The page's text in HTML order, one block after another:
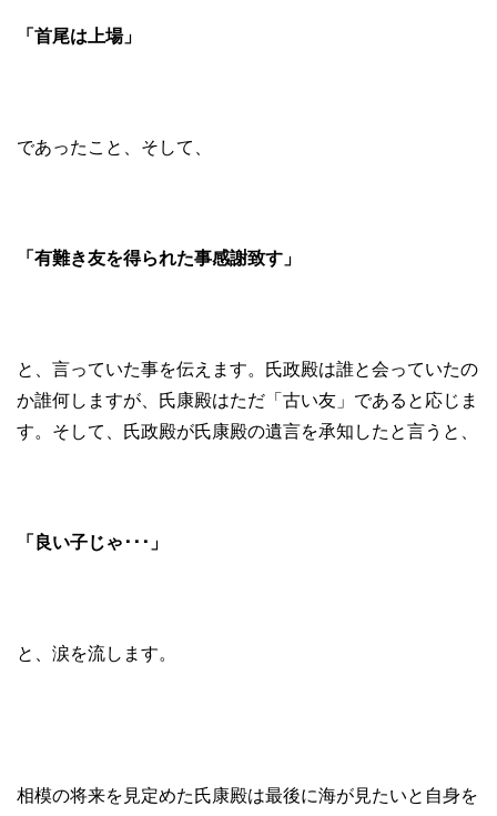
「首尾は上場」
であったこと、そして、
「有難き友を得られた事感謝致す」
と、言っていた事を伝えます。氏政殿は誰と会っていたの
か誰何しますが、氏康殿はただ「古い友」であると応じま
す。そして、氏政殿が氏康殿の遺言を承知したと言うと、
「良い子じゃ･･･」
と、涙を流します。
相模の将来を見定めた氏康殿は最後に海が見たいと自身を